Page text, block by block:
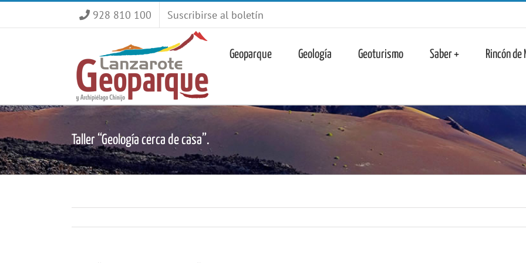
928 810 100 Suscribirse al boletín
Geoparque Geología Geoturismo Saber + Rincón de
Taller “Geología cerca de casa”.